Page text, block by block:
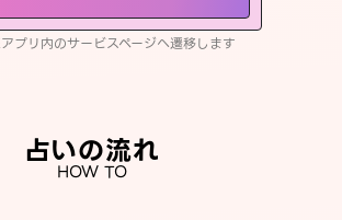
プリ内のサービスページへ遷移します
占いの流れ
HOW TO